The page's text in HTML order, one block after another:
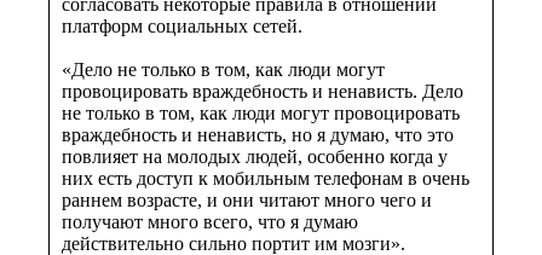
платформ социальных сетей.
«Дело не только в том, как люди могут
провоцировать враждебность и ненависть. Дело
не только в том, как люди могут провоцировать
враждебность и ненависть, но я думаю, что это
повлияет на молодых людей, особенно когда у
них есть доступ к мобильным телефонам в очень
раннем возрасте, и они читают много чего и
получают много всего, что я думаю
действительно сильно портит им мозги».